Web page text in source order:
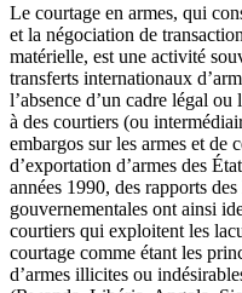
Le courtage en armes, qui
et la négociation de
matérielle, est une activité
transferts internationaux
l’absence d’un cadre légal
à des courtiers (ou
embargos sur les armes et de
d’exportation d’armes des
années 1990, des rapports
gouvernementales ont ainsi
courtiers qui exploitent les
courtage comme étant les
d’armes illicites ou